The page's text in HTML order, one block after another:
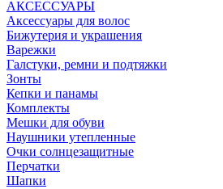
АКСЕССУАРЫ
Аксессуары для волос
Бижутерия и украшения
Варежки
Галстуки, ремни и подтяжки
Зонты
Кепки и панамы
Комплекты
Мешки для обуви
Наушники утепленные
Очки солнцезащитные
Перчатки
Шапки